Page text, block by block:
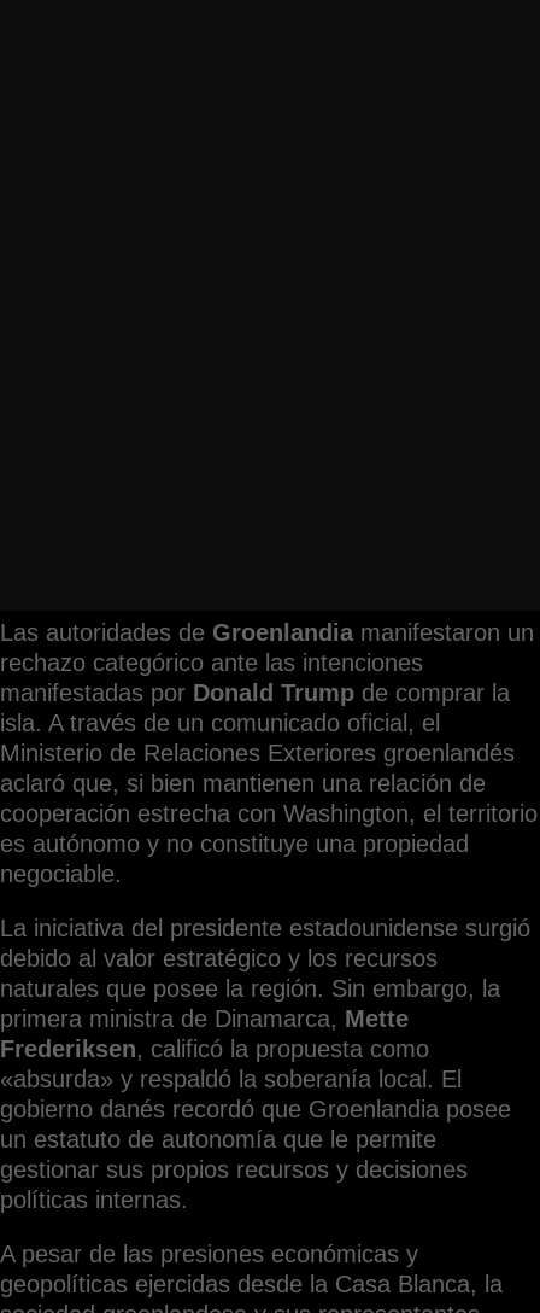
Las autoridades de Groenlandia manifestaron un
rechazo categórico ante las intenciones
manifestadas por Donald Trump de comprar la
isla. A través de un comunicado oficial, el
Ministerio de Relaciones Exteriores groenlandés
aclaró que, si bien mantienen una relación de
cooperación estrecha con Washington, el territorio
es autónomo y no constituye una propiedad
negociable.
La iniciativa del presidente estadounidense surgió
debido al valor estratégico y los recursos
naturales que posee la región. Sin embargo, la
primera ministra de Dinamarca, Mette
Frederiksen, calificó la propuesta como
«absurda» y respaldó la soberanía local. El
gobierno danés recordó que Groenlandia posee
un estatuto de autonomía que le permite
gestionar sus propios recursos y decisiones
políticas internas.
A pesar de las presiones económicas y
geopolíticas ejercidas desde la Casa Blanca, la